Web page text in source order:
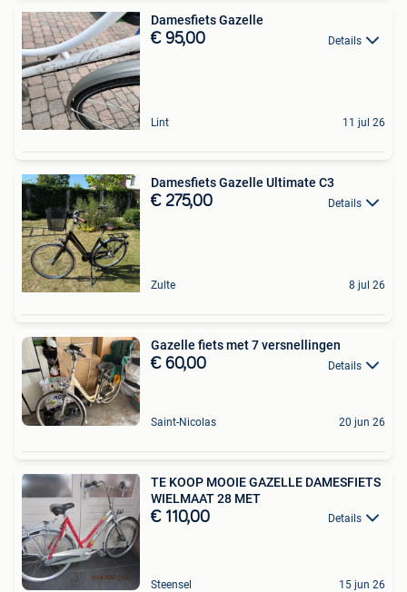
Damesfiets Gazelle
€ 95,00 Details
Lint 11 jul 26
Damesfiets Gazelle Ultimate C3
€ 275,00 Details
Zulte 8 jul 26
Gazelle fiets met 7 versnellingen
€ 60,00 Details
Saint-Nicolas 20 jun 26
TE KOOP MOOIE GAZELLE DAMESFIETS
WIELMAAT 28 MET
€ 110,00 Details
Steensel 15 jun 26